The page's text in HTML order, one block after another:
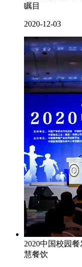
瞩目
2020-12-03
2020中国校园
慧餐饮